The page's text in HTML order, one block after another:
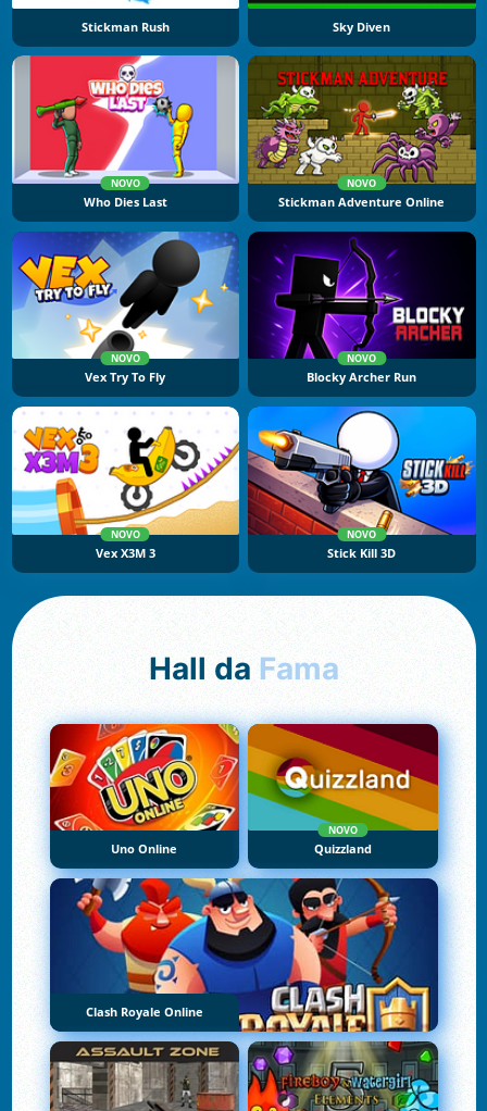
Stickman Rush Sky Diven
NOVO
Who Dies Last
NOVO
Stickman Adventure Online
NOVO
Vex Try To Fly
NOVO
Blocky Archer Run
NOVO
Vex X3M 3
NOVO
Stick Kill 3D
Hall da Fama
Uno Online
NOVO
Quizzland
Clash Royale Online